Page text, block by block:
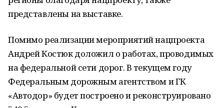
представлены на выставке.
Помимо реализации мероприятий нацпроекта
Андрей Костюк доложил о работах, проводимых
на федеральной сети дорог. В текущем году
Федеральным дорожным агентством и ГК
«Автодор» будет построено и реконструировано